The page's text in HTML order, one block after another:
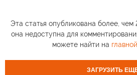
Эта статья опубликована более, чем
она недоступна для
можете найти на
ЗАГРУЗИТЬ